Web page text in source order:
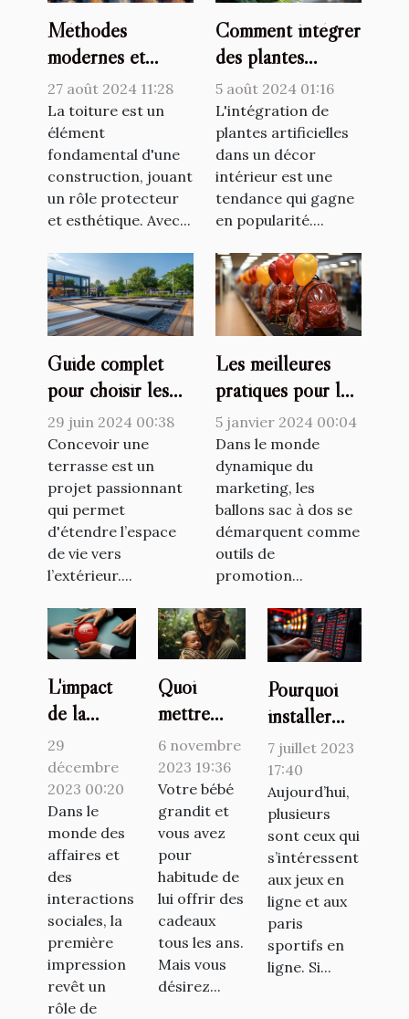
Méthodes
modernes et
traditionnelles de
couverture de
toiture
27 août 2024 11:28
La toiture est un
élément
fondamental d'une
construction, jouant
un rôle protecteur
et esthétique. Avec...
Comment intégrer
des plantes
artificielles dans
votre décor
intérieur
5 août 2024 01:16
L'intégration de
plantes artificielles
dans un décor
intérieur est une
tendance qui gagne
en popularité....
Guide complet
pour choisir les
meilleurs supports
de terrasse selon
le type de sol
29 juin 2024 00:38
Concevoir une
terrasse est un
projet passionnant
qui permet
d'étendre l’espace
de vie vers
l’extérieur....
Les meilleures
pratiques pour le
stockage et la
maintenance des
ballons sac à dos
marketing
5 janvier 2024 00:04
Dans le monde
dynamique du
marketing, les
ballons sac à dos se
démarquent comme
outils de
promotion...
L'impact
de la
première
impression
dans
l'accueil
29
décembre
2023 00:20
Dans le
monde des
affaires et
des
interactions
sociales, la
première
impression
revêt un
rôle de
Quoi
mettre
dans une
liste de
naissance ?
6 novembre
2023 19:36
Votre bébé
grandit et
vous avez
pour
habitude de
lui offrir des
cadeaux
tous les ans.
Mais vous
désirez...
Pourquoi
installer
l’application
1xbet ?
7 juillet 2023
17:40
Aujourd’hui,
plusieurs
sont ceux qui
s’intéressent
aux jeux en
ligne et aux
paris
sportifs en
ligne. Si...